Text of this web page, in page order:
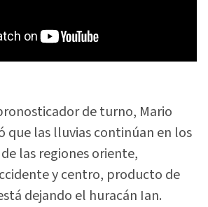
de turno, Mario
que las lluvias continúan en los
las regiones oriente,
y centro, producto de
dejando el huracán Ian.